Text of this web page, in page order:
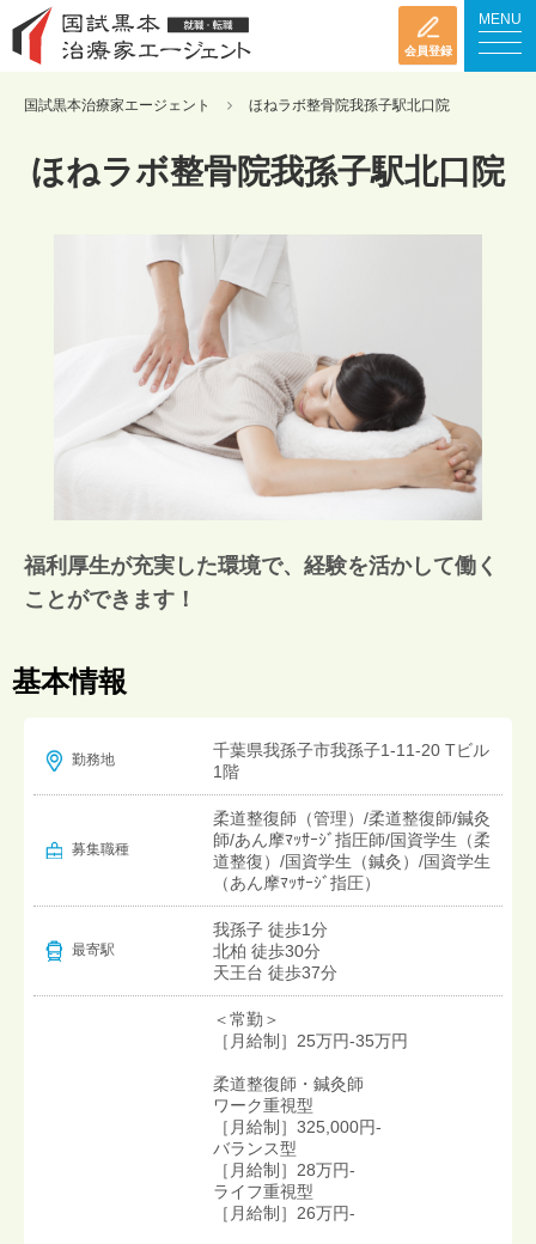
会員登録
MENU
国試黒本治療家エージェント ほねラボ整骨院我孫子駅北口院
ほねラボ整骨院我孫子駅北口院
福利厚生が充実した環境で、経験を活かして働く
ことができます！
基本情報
勤務地
千葉県我孫子市我孫子1-11-20 Tビル
1階
募集職種
柔道整復師（管理）/柔道整復師/鍼灸
師/あん摩ﾏｯｻｰｼﾞ指圧師/国資学生（柔
道整復）/国資学生（鍼灸）/国資学生
（あん摩ﾏｯｻｰｼﾞ指圧）
最寄駅
我孫子 徒歩1分
北柏 徒歩30分
天王台 徒歩37分
＜常勤＞
［月給制］25万円-35万円
柔道整復師・鍼灸師
ワーク重視型
［月給制］325,000円-
バランス型
［月給制］28万円-
ライフ重視型
［月給制］26万円-